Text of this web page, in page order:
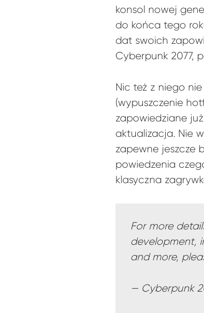
konsol nowej
do końca tego
dat swoich
Cyberpunk 2077,
Nic też z niego
(wypuszczenie
zapowiedziane
aktualizacja. Nie
zapewne jeszcze
powiedzenia
klasyczna
For more
development,
and more,
— Cyberpunk